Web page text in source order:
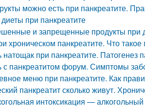
можно есть при панкреатите.
при панкреатите
и запрещенные продукты при
хроническом панкреатите. Что такое
натощак при панкреатите. Патогенез
с панкреатитом форум. Симптомы
меню при панкреатите. Как
панкреатит сколько живут.
интоксикация —